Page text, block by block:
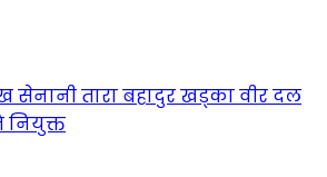
सेनानी तारा बहादुर खड्का वीर दल